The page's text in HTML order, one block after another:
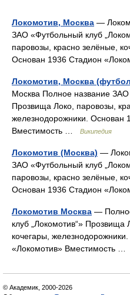
Локомотив, Москва —
ЗАО «Футбольный клуб
паровозы, красно зелёные,
Основан 1936 Стадион
Локомотив, Москва
Москва Полное название ЗАО
Прозвища Локо, паровозы,
железнодорожники. Основан
Вместимость …
Википедия
Локомотив (Москва) —
ЗАО «Футбольный клуб
паровозы, красно зелёные,
Основан 1936 Стадион
Локомотив Москва —
клуб „Локомотив“»
кочегары,
«Локомотив» Вместимость …
© Академик, 2000-2026